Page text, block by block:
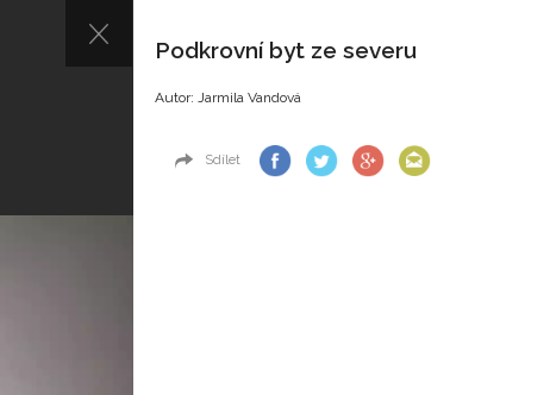
Podkrovní byt ze severu
Autor: Jarmila Vandová
Sdílet